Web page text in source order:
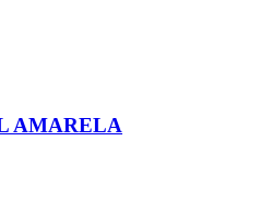
AMARELA